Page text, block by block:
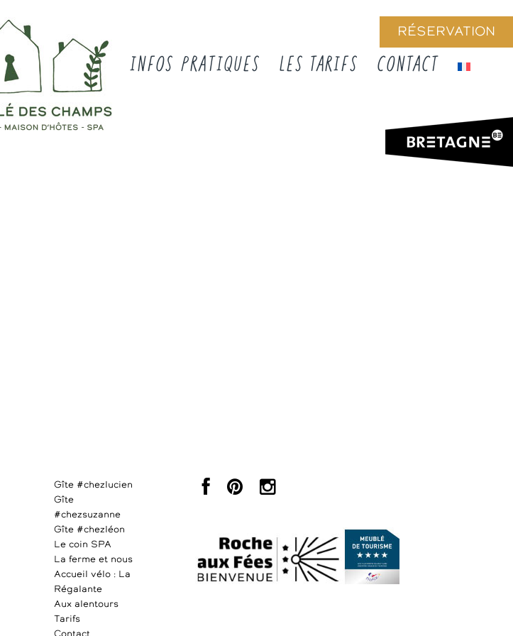
RÉSERVATION
INFOS PRATIQUES LES TARIFS CONTACT
Gîte #chezlucien
Gîte
#chezsuzanne
Gîte #chezléon
Le coin SPA
La ferme et nous
Accueil vélo : La
Régalante
Aux alentours
Tarifs